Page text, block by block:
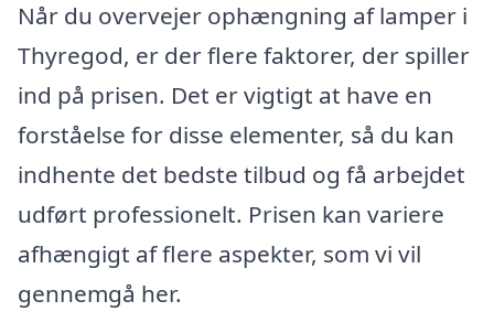
Når du overvejer ophængning af lamper i
Thyregod, er der flere faktorer, der spiller
ind på prisen. Det er vigtigt at have en
forståelse for disse elementer, så du kan
indhente det bedste tilbud og få arbejdet
udført professionelt. Prisen kan variere
afhængigt af flere aspekter, som vi vil
gennemgå her.